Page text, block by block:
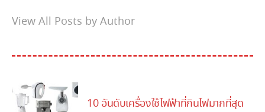
View All Posts by Author
10 อันดับเครื่องใช้ไฟฟ้าที่กินไฟมากที่สุด